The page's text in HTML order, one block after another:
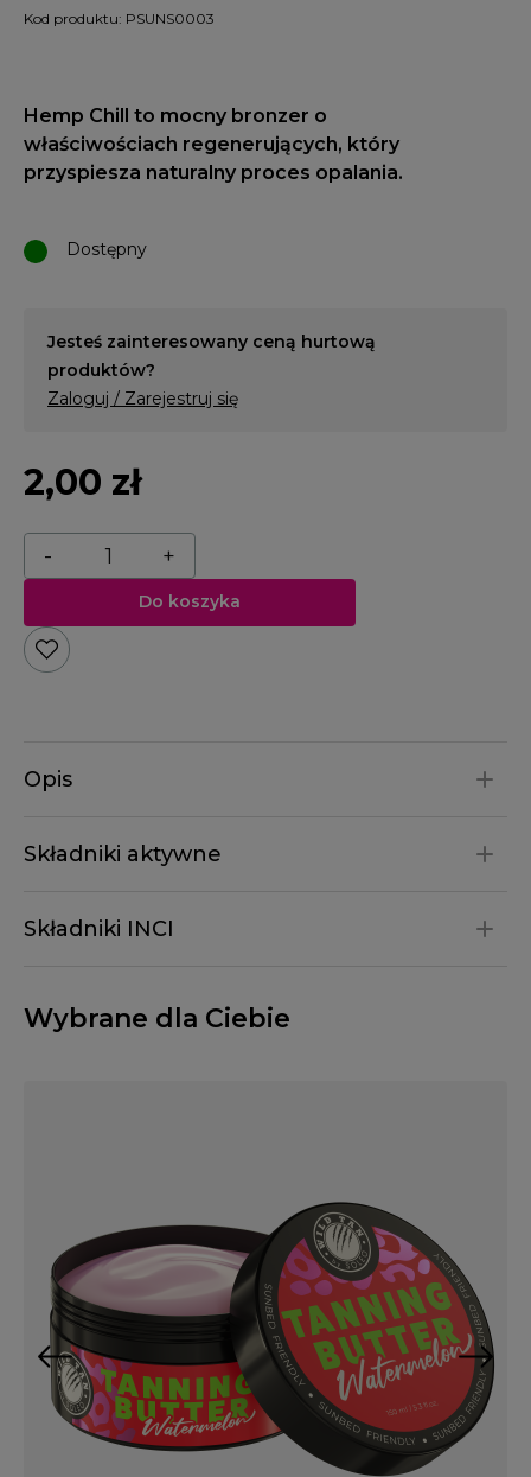
Kod produktu: PSUNS0003
Hemp Chill to mocny bronzer o
właściwościach regenerujących, który
przyspiesza naturalny proces opalania.
Dostępny
Jesteś zainteresowany ceną hurtową
produktów?
Zaloguj / Zarejestruj się
2,00 zł
Do koszyka
Opis
Składniki aktywne
Składniki INCI
Wybrane dla Ciebie